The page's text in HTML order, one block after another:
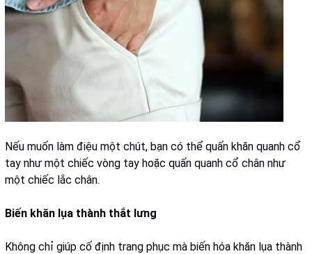
Nếu muốn làm điệu một chút, bạn có thể quấn khăn quanh cổ
tay như một chiếc vòng tay hoặc quấn quanh cổ chân như
một chiếc lắc chân.
Biến khăn lụa thành thắt lưng
Không chỉ giúp cố định trang phục mà biến hóa khăn lụa thành